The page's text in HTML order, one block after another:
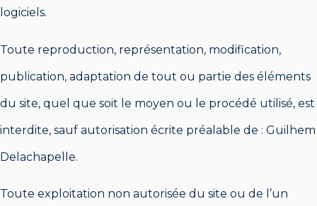
logiciels.
Toute reproduction, représentation, modification,
publication, adaptation de tout ou partie des éléments
du site, quel que soit le moyen ou le procédé utilisé, est
interdite, sauf autorisation écrite préalable de : Guilhem
Delachapelle.
Toute exploitation non autorisée du site ou de l’un